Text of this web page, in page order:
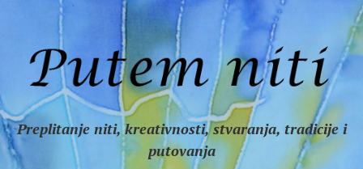
Preplitanje niti, kreativnosti, stvaranja, tradicije i
putovanja